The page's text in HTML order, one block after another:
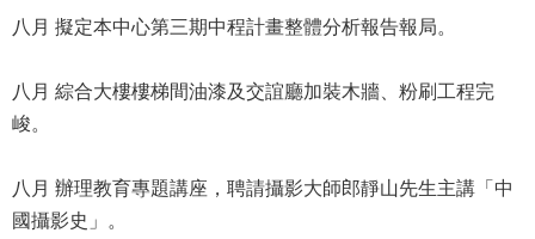
諮
商
導
支
持
八月 擬定本中心第三期中程計畫整體分析報告報局。
八月 綜合大樓樓梯間油漆及交誼廳加裝木牆、粉刷工程完
峻。
八月 辦理教育專題講座，聘請攝影大師郎靜山先生主講「中
國攝影史」。